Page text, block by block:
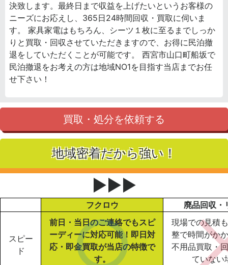
決致します。最終日まで収益を上げたいというお客様の
ニーズにお応えし、365日24時間回収・買取に伺いま
す。 家具家電はもちろん、シーツ１枚に至るまでしっか
りと買取・回収させていただきますので、お得に民泊撤
退をしていただくことが可能です。 西宮市山口町船坂で
民泊撤退をお考えの方は地域NO1を目指す当店までお任
せ下さい！
買取・処分を依頼する
地域密着だから強い！
▶▶▶
フクロウ 廃品回収・
スピー
ド
前日・当日のご連絡でもスピ
ーディーに対応可能！即日対
応・即金買取が当店の特徴で
す。
現場での見積
整で時間がか
不用品買取・
ていない